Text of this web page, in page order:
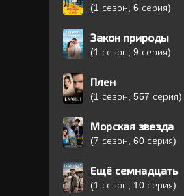
(1 сезон, 6 серия)
Закон природы
(1 сезон, 9 серия)
Плен
(1 сезон, 557 серия)
Морская звезда
(7 сезон, 60 серия)
Ещё семнадцать
(1 сезон, 10 серия)